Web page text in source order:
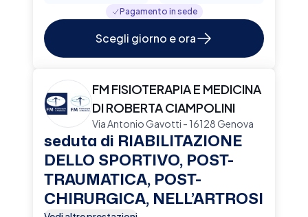
Pagamento in sede
Scegli giorno e ora
FM FISIOTERAPIA E MEDICINA
DI ROBERTA CIAMPOLINI
Via Antonio Gavotti - 16128 Genova
seduta di RIABILITAZIONE
DELLO SPORTIVO, POST-
TRAUMATICA, POST-
CHIRURGICA, NELL’ARTROSI